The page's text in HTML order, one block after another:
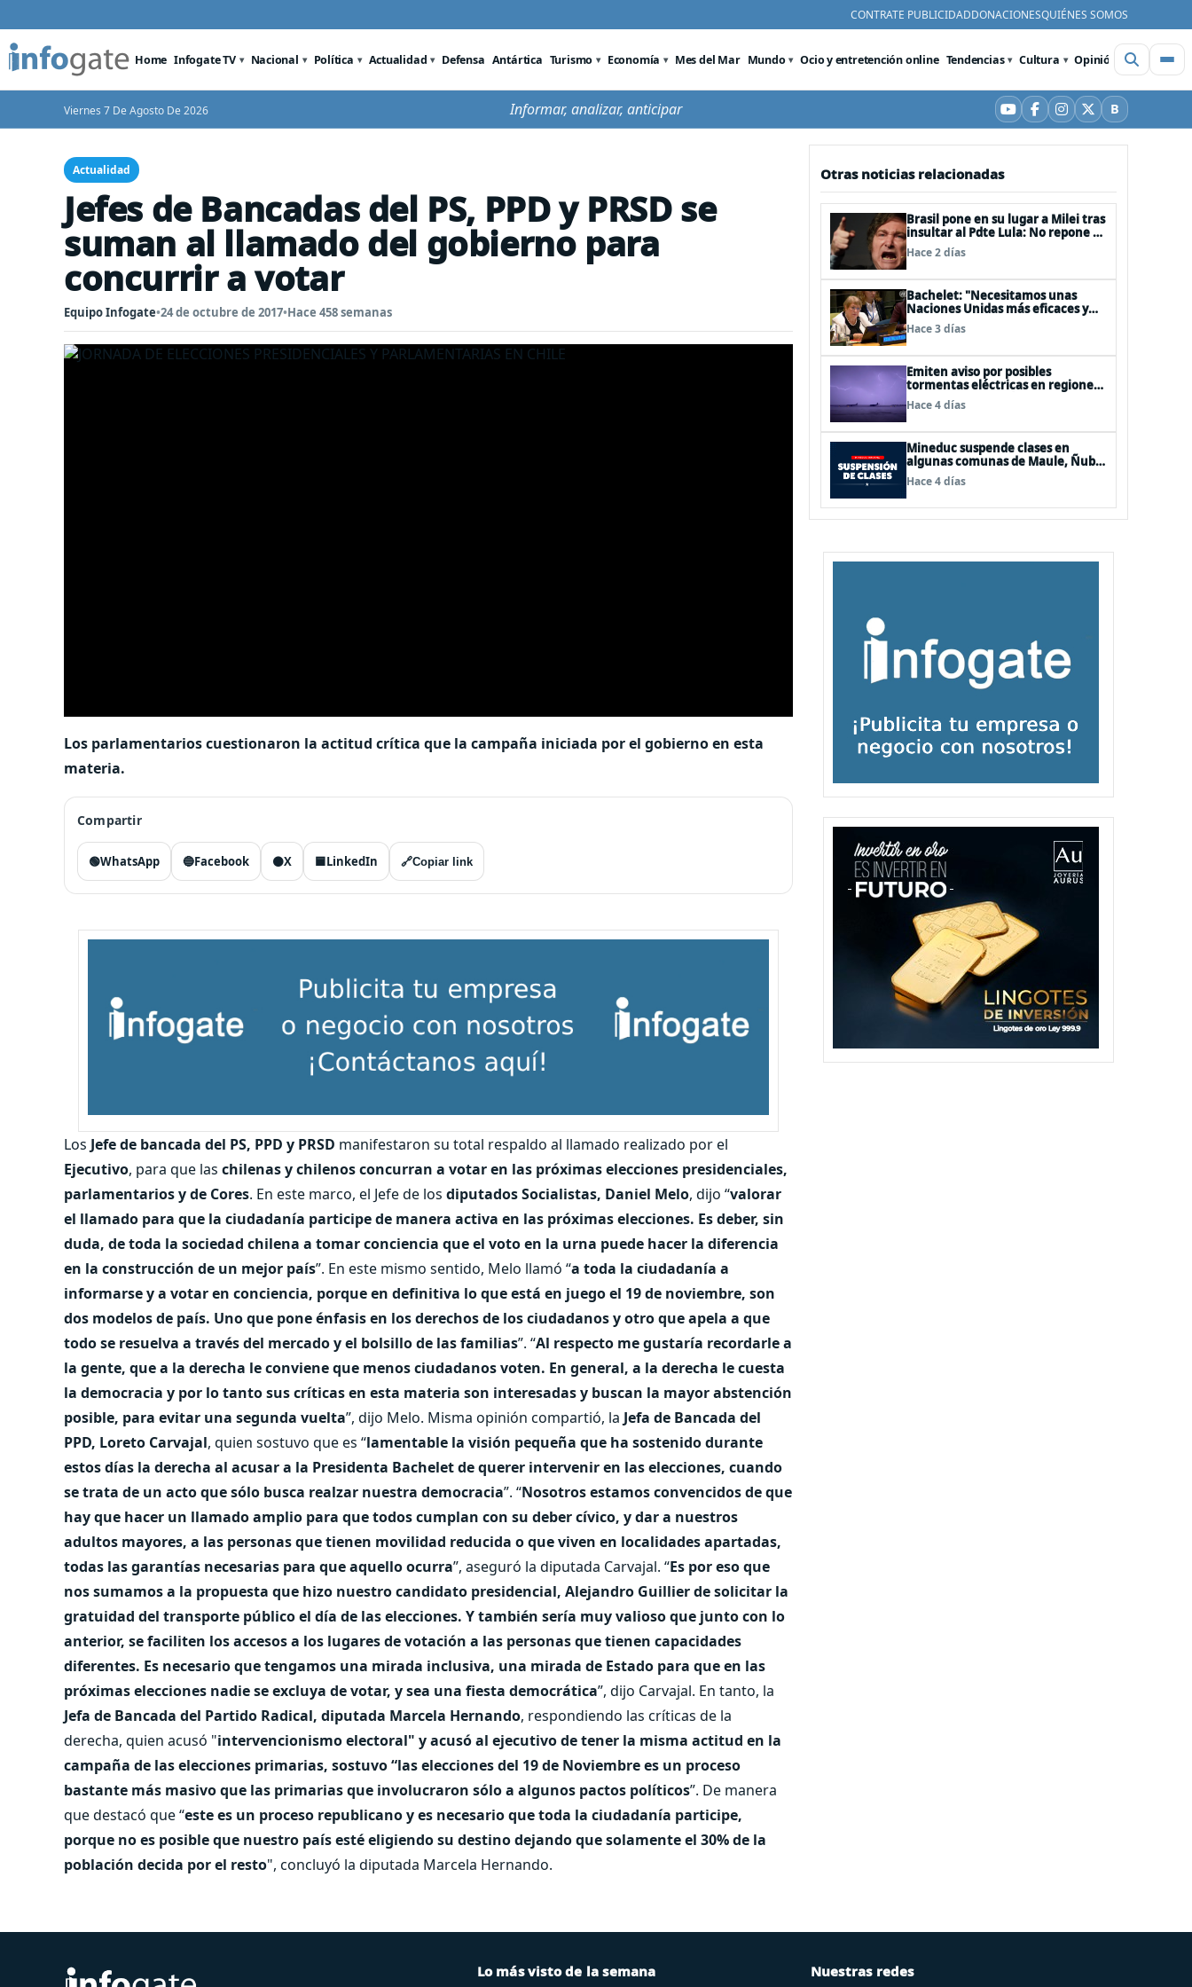
CONTRATE PUBLICIDADDONACIONESQUIÉNES SOMOS
Home Infogate TV Nacional Política Actualidad Defensa Antártica Turismo Economía Mes del Mar Mundo Ocio y entretención online Tendencias Cultura Opinión Videos
Viernes 7 De Agosto De 2026 Informar, analizar, anticipar YouTube
Facebook
Instagram
X BBluesky
Actualidad
Jefes de Bancadas del PS, PPD y PRSD se
suman al llamado del gobierno para
concurrir a votar
Equipo Infogate•24 de octubre de 2017•Hace 458 semanas
Los parlamentarios cuestionaron la actitud crítica que la campaña iniciada por el gobierno en esta
materia.
Compartir
🟢WhatsApp 🔵Facebook ⚫X 🟦LinkedIn 🔗Copiar link
Los Jefe de bancada del PS, PPD y PRSD manifestaron su total respaldo al llamado realizado por el
Ejecutivo, para que las chilenas y chilenos concurran a votar en las próximas elecciones presidenciales,
parlamentarios y de Cores. En este marco, el Jefe de los diputados Socialistas, Daniel Melo, dijo “valorar
el llamado para que la ciudadanía participe de manera activa en las próximas elecciones. Es deber, sin
duda, de toda la sociedad chilena a tomar conciencia que el voto en la urna puede hacer la diferencia
en la construcción de un mejor país”. En este mismo sentido, Melo llamó “a toda la ciudadanía a
informarse y a votar en conciencia, porque en definitiva lo que está en juego el 19 de noviembre, son
dos modelos de país. Uno que pone énfasis en los derechos de los ciudadanos y otro que apela a que
todo se resuelva a través del mercado y el bolsillo de las familias”. “Al respecto me gustaría recordarle a
la gente, que a la derecha le conviene que menos ciudadanos voten. En general, a la derecha le cuesta
la democracia y por lo tanto sus críticas en esta materia son interesadas y buscan la mayor abstención
posible, para evitar una segunda vuelta”, dijo Melo. Misma opinión compartió, la Jefa de Bancada del
PPD, Loreto Carvajal, quien sostuvo que es “lamentable la visión pequeña que ha sostenido durante
estos días la derecha al acusar a la Presidenta Bachelet de querer intervenir en las elecciones, cuando
se trata de un acto que sólo busca realzar nuestra democracia”. “Nosotros estamos convencidos de que
hay que hacer un llamado amplio para que todos cumplan con su deber cívico, y dar a nuestros
adultos mayores, a las personas que tienen movilidad reducida o que viven en localidades apartadas,
todas las garantías necesarias para que aquello ocurra”, aseguró la diputada Carvajal. “Es por eso que
nos sumamos a la propuesta que hizo nuestro candidato presidencial, Alejandro Guillier de solicitar la
gratuidad del transporte público el día de las elecciones. Y también sería muy valioso que junto con lo
anterior, se faciliten los accesos a los lugares de votación a las personas que tienen capacidades
diferentes. Es necesario que tengamos una mirada inclusiva, una mirada de Estado para que en las
próximas elecciones nadie se excluya de votar, y sea una fiesta democrática”, dijo Carvajal. En tanto, la
Jefa de Bancada del Partido Radical, diputada Marcela Hernando, respondiendo las críticas de la
derecha, quien acusó "intervencionismo electoral" y acusó al ejecutivo de tener la misma actitud en la
campaña de las elecciones primarias, sostuvo “las elecciones del 19 de Noviembre es un proceso
bastante más masivo que las primarias que involucraron sólo a algunos pactos políticos”. De manera
que destacó que “este es un proceso republicano y es necesario que toda la ciudadanía participe,
porque no es posible que nuestro país esté eligiendo su destino dejando que solamente el 30% de la
población decida por el resto", concluyó la diputada Marcela Hernando.
Otras noticias relacionadas
Brasil pone en su lugar a Milei tras
insultar al Pdte Lula: No repone al
embajador en BBSS y rebaja la
relación bilateral
Hace 2 días
Bachelet: "Necesitamos unas
Naciones Unidas más eficaces y
cercanas a las personas"
Hace 3 días
Emiten aviso por posibles
tormentas eléctricas en regiones
de Los Lagos y Aysén
Hace 4 días
Mineduc suspende clases en
algunas comunas de Maule, Ñuble
y La Araucanía para este lunes
Hace 4 días
Lo más visto de la semana Nuestras redes